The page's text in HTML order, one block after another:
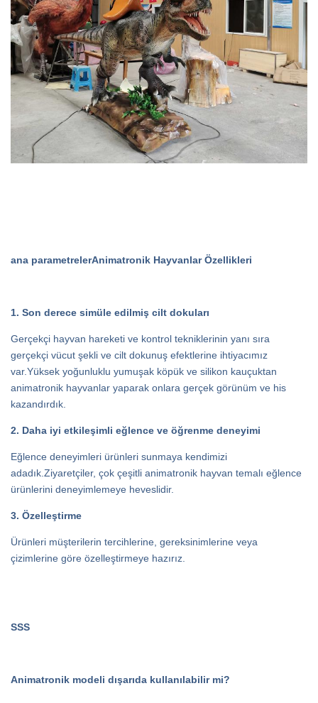
ana parametrelerAnimatronik Hayvanlar Özellikleri
1. Son derece simüle edilmiş cilt dokuları
Gerçekçi hayvan hareketi ve kontrol tekniklerinin yanı sıra
gerçekçi vücut şekli ve cilt dokunuş efektlerine ihtiyacımız
var.Yüksek yoğunluklu yumuşak köpük ve silikon kauçuktan
animatronik hayvanlar yaparak onlara gerçek görünüm ve his
kazandırdık.
2. Daha iyi etkileşimli eğlence ve öğrenme deneyimi
Eğlence deneyimleri ürünleri sunmaya kendimizi
adadık.Ziyaretçiler, çok çeşitli animatronik hayvan temalı eğlence
ürünlerini deneyimlemeye heveslidir.
3. Özelleştirme
Ürünleri müşterilerin tercihlerine, gereksinimlerine veya
çizimlerine göre özelleştirmeye hazırız.
SSS
Animatronik modeli dışarıda kullanılabilir mi?